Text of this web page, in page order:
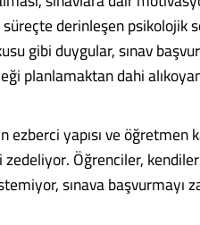
derinleşen psikolojik
gibi duygular, sınav
planlamaktan dahi
ezberci yapısı ve öğretmen
Öğrenciler,
sınava başvurmayı